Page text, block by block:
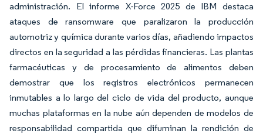
administración. El informe X-Force 2025 de IBM destaca
ataques de ransomware que paralizaron la producción
automotriz y química durante varios días, añadiendo impactos
directos en la seguridad a las pérdidas financieras. Las plantas
farmacéuticas y de procesamiento de alimentos deben
demostrar que los registros electrónicos permanecen
inmutables a lo largo del ciclo de vida del producto, aunque
muchas plataformas en la nube aún dependen de modelos de
responsabilidad compartida que difuminan la rendición de